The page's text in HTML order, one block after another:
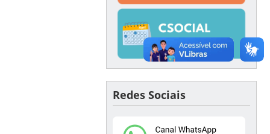
Redes Sociais